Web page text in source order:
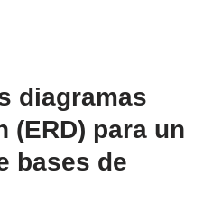
diagramas
(ERD) para un
bases de